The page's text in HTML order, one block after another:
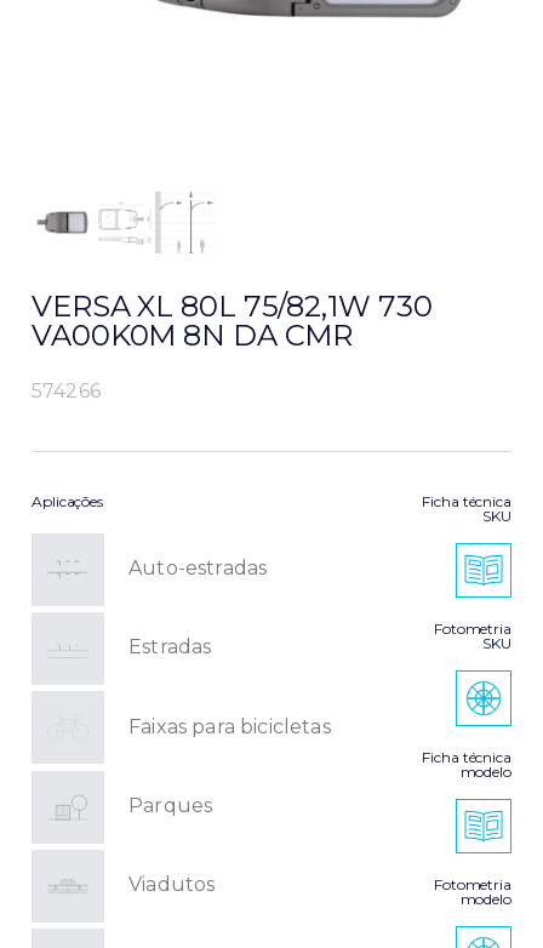
VERSA XL 80L 75/82,1W 730
VA00K0M 8N DA CMR
574266
Aplicações
Auto-estradas
Estradas
Faixas para bicicletas
Parques
Viadutos
Ficha técnica
SKU
Fotometria
SKU
Ficha técnica
modelo
Fotometria
modelo